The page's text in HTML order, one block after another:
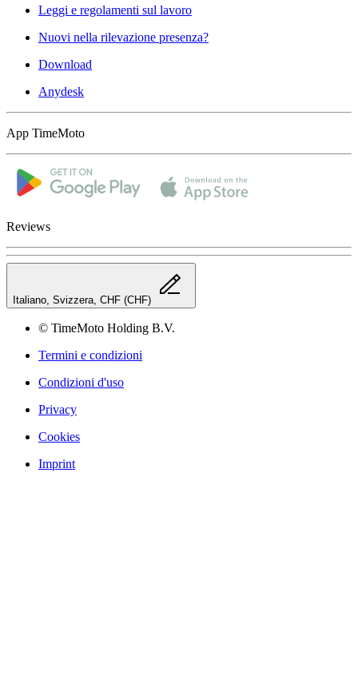
Leggi e regolamenti sul lavoro
Nuovi nella rilevazione presenza?
Download
Anydesk
App TimeMoto
Reviews
Italiano, Svizzera, CHF (CHF)
© TimeMoto Holding B.V.
Termini e condizioni
Condizioni d'uso
Privacy
Cookies
Imprint